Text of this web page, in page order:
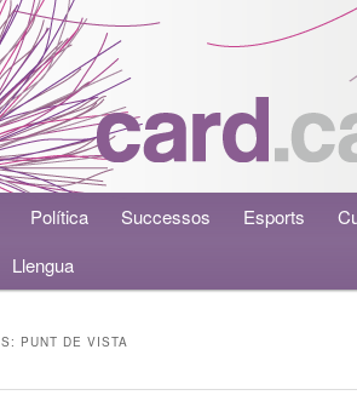
principal
secundari
Política Successos Esports
Llengua
PUNT DE VISTA